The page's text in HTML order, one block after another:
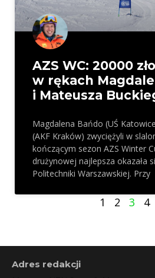
AZS WC: 20000
w rękach
i Mateusza
Magdalena Bańdo (UŚ
(AKF Kraków) zwyciężyli w
kończącym sezon AZS Winter
drużynowej najlepsza okazała
Politechniki Warszawskiej. Przy
1 2 3 4
Adres redakcji